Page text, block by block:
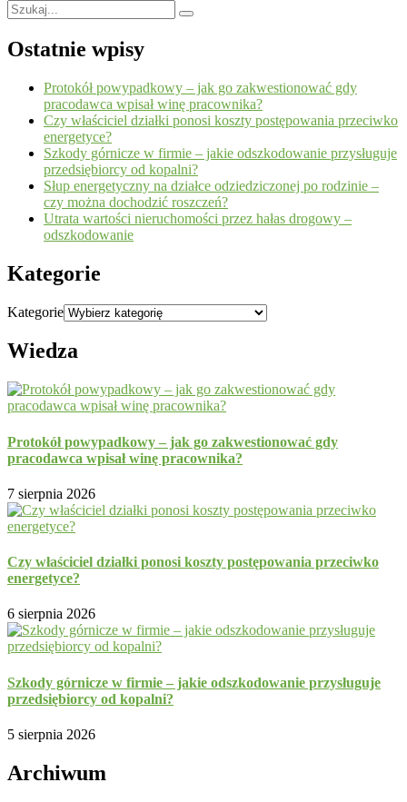
Ostatnie wpisy
Protokół powypadkowy – jak go zakwestionować gdy
pracodawca wpisał winę pracownika?
Czy właściciel działki ponosi koszty postępowania przeciwko
energetyce?
Szkody górnicze w firmie – jakie odszkodowanie przysługuje
przedsiębiorcy od kopalni?
Słup energetyczny na działce odziedziczonej po rodzinie –
czy można dochodzić roszczeń?
Utrata wartości nieruchomości przez hałas drogowy –
odszkodowanie
Kategorie
Kategorie
Wiedza
Protokół powypadkowy – jak go zakwestionować gdy
pracodawca wpisał winę pracownika?
7 sierpnia 2026
Czy właściciel działki ponosi koszty postępowania przeciwko
energetyce?
6 sierpnia 2026
Szkody górnicze w firmie – jakie odszkodowanie przysługuje
przedsiębiorcy od kopalni?
5 sierpnia 2026
Archiwum